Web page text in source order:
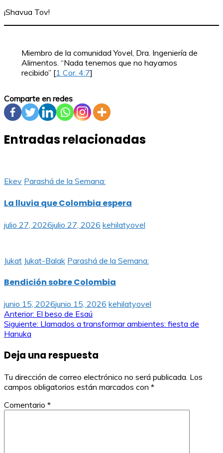
¡Shavua Tov!
Miembro de la comunidad Yovel, Dra. Ingeniería de
Alimentos. “Nada tenemos que no hayamos
recibido” [1 Cor. 4:7]
Comparte en redes
Entradas relacionadas
Ekev Parashá de la Semana:
La lluvia que Colombia espera
julio 27, 2026julio 27, 2026 kehilatyovel
Jukat Jukat-Balak Parashá de la Semana:
Bendición sobre Colombia
junio 15, 2026junio 15, 2026 kehilatyovel
Navegación
de
entradas
Anterior: El beso de Esaú
Siguiente: Llamados a transformar ambientes: fiesta de
Hanuka
Deja una respuesta
Tu dirección de correo electrónico no será publicada. Los
campos obligatorios están marcados con *
Comentario *